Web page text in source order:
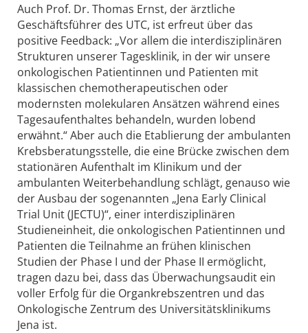
Auch Prof. Dr. Thomas Ernst, der ärztliche
Geschäftsführer des UTC, ist erfreut über das
positive Feedback: „Vor allem die interdisziplinären
Strukturen unserer Tagesklinik, in der wir unsere
onkologischen Patientinnen und Patienten mit
klassischen chemotherapeutischen oder
modernsten molekularen Ansätzen während eines
Tagesaufenthaltes behandeln, wurden lobend
erwähnt.“ Aber auch die Etablierung der ambulanten
Krebsberatungsstelle, die eine Brücke zwischen dem
stationären Aufenthalt im Klinikum und der
ambulanten Weiterbehandlung schlägt, genauso wie
der Ausbau der sogenannten „Jena Early Clinical
Trial Unit (JECTU)“, einer interdisziplinären
Studieneinheit, die onkologischen Patientinnen und
Patienten die Teilnahme an frühen klinischen
Studien der Phase I und der Phase II ermöglicht,
tragen dazu bei, dass das Überwachungsaudit ein
voller Erfolg für die Organkrebszentren und das
Onkologische Zentrum des Universitätsklinikums
Jena ist.